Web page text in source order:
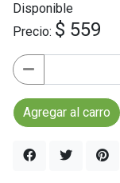
Disponible
Precio: $ 559
Agregar al carro